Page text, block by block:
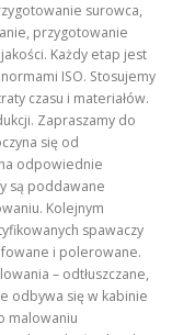
surowca,
przygotowanie
Każdy etap jest
ISO. Stosujemy
czasu i materiałów.
Zapraszamy do
się od
odpowiednie
są poddawane
Kolejnym
spawaczy
i polerowane.
– odtłuszczane,
odbywa się w kabinie
malowaniu